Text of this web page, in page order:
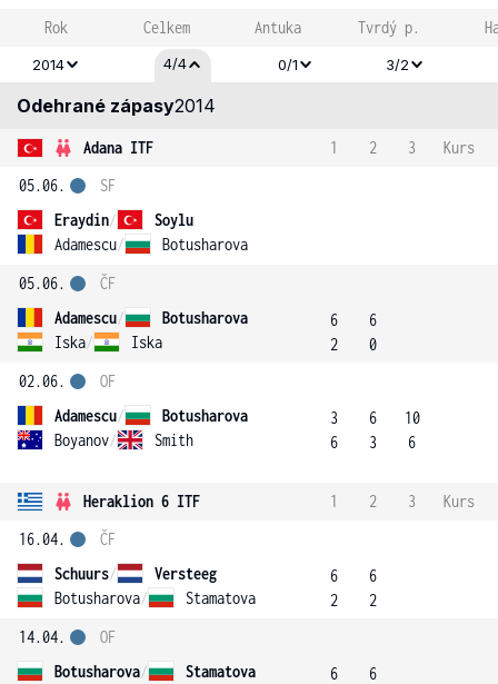
Rok Celkem Antuka Tvrdý p.
2014 4/4 0/1 3/2
Odehrané zápasy2014
Adana ITF 1 2 3
Kurs
05.06.
Eraydin/
Soylu
Adamescu/ Botusharova
SF
05.06.
Adamescu/
Botusharova
Iska/ Iska
ČF
6
2
6
0
02.06.
Adamescu/
Botusharova
Boyanov/ Smith
OF
3
6
6
3
10
6
Heraklion 6 ITF 1 2 3
Kurs
16.04.
Schuurs/
Versteeg
Botusharova/ Stamatova
ČF
6
2
6
2
14.04.
Botusharova/
Stamatova
OF
6
6